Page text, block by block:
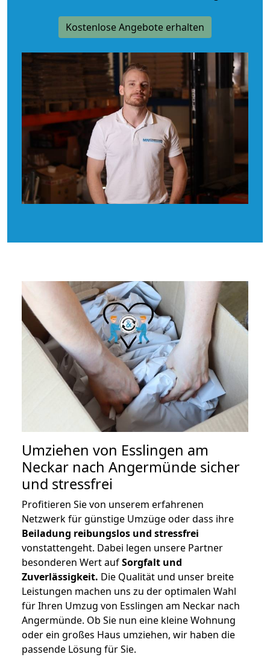
Kostenlose Angebote erhalten
Umziehen von Esslingen am
Neckar nach Angermünde sicher
und stressfrei
Profitieren Sie von unserem erfahrenen
Netzwerk für günstige Umzüge oder dass ihre
Beiladung reibungslos und stressfrei
vonstattengeht. Dabei legen unsere Partner
besonderen Wert aufSorgfalt und
Zuverlässigkeit. Die Qualität und unser breite
Leistungen machen uns zu der optimalen Wahl
für Ihren Umzug von Esslingen am Neckar nach
Angermünde. Ob Sie nun eine kleine Wohnung
oder ein großes Haus umziehen, wir haben die
passende Lösung für Sie.